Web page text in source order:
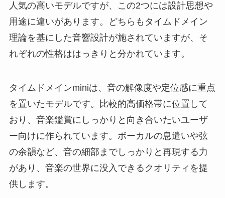
人気の高いモデルですが、この2つには設計思想や
用途に違いがあります。どちらもタイムドメイン
理論を基にした音響設計が施されていますが、そ
れぞれの性格ははっきりと分かれています。
タイムドメインminiは、音の解像度や定位感に重点
を置いたモデルです。比較的高価格帯に位置して
おり、音楽鑑賞にしっかりと向き合いたいユーザ
ー向けに作られています。ボーカルの息遣いや弦
の余韻など、音の細部までしっかりと再現する力
があり、音楽の世界に没入できるクオリティを提
供します。